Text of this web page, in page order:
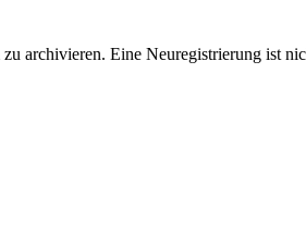
archivieren. Eine Neuregistrierung ist